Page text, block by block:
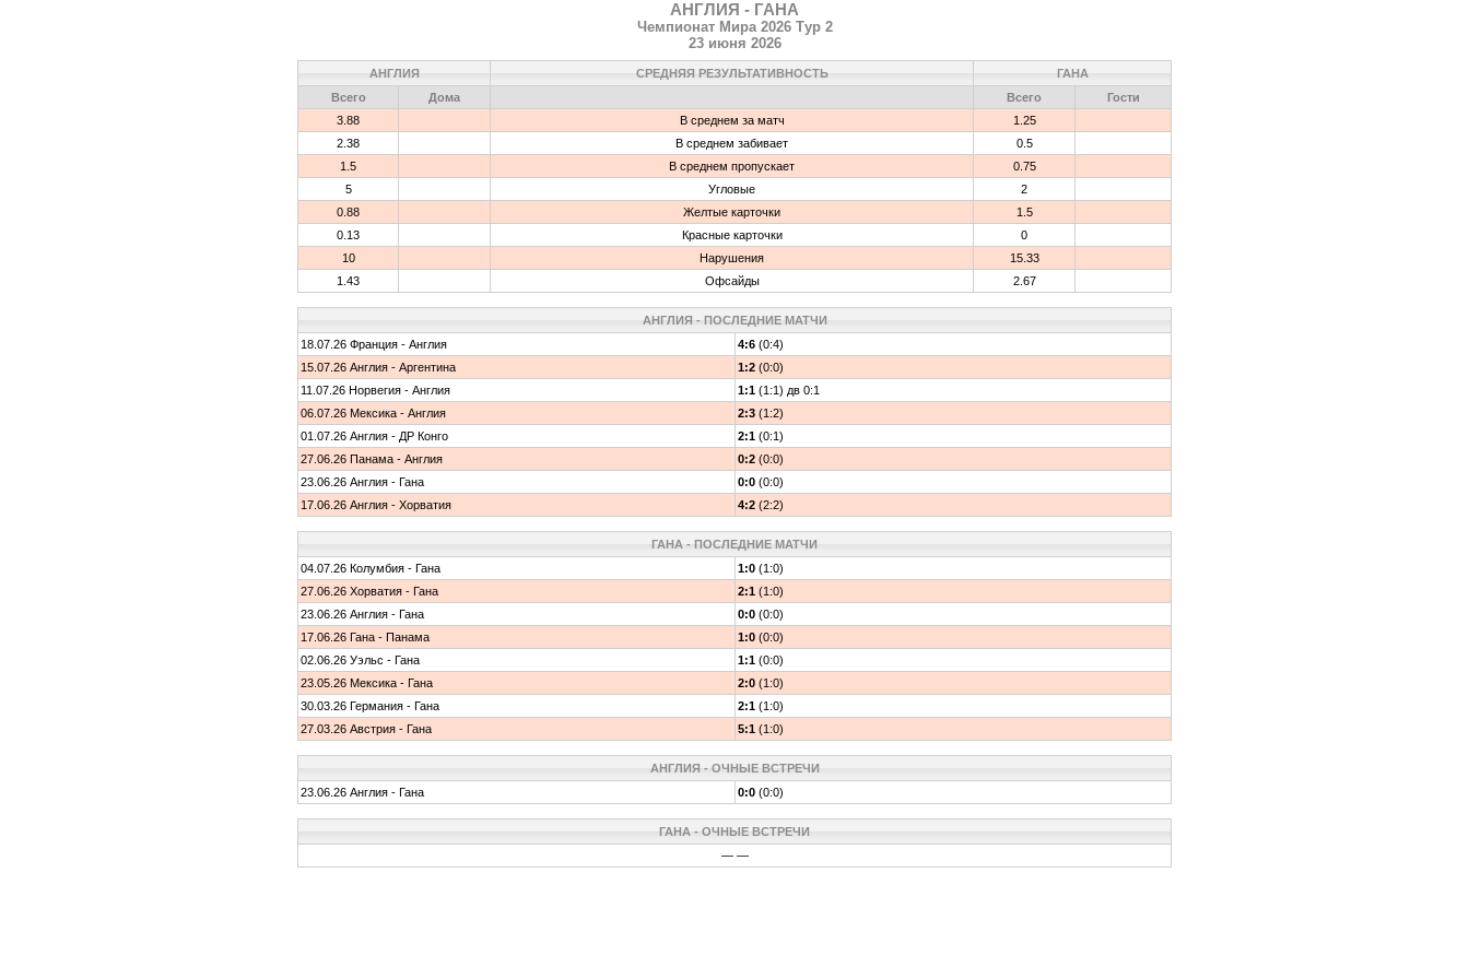
АНГЛИЯ - ГАНА
Чемпионат Мира 2026 Тур 2
23 июня 2026
АНГЛИЯ СРЕДНЯЯ РЕЗУЛЬТАТИВНОСТЬ
ГАНА
Всего
Дома Всего
Гости
3.88
В среднем за матч
1.25
2.38
В среднем забивает
0.5
1.5
В среднем пропускает
0.75
5
Угловые
2
0.88
Желтые карточки
1.5
0.13
Красные карточки
0
10
Нарушения
15.33
1.43
Офсайды 2.67
АНГЛИЯ - ПОСЛЕДНИЕ МАТЧИ
18.07.26 Франция - Англия
4:6 (0:4)
15.07.26 Англия - Аргентина
1:2 (0:0)
11.07.26 Норвегия - Англия
1:1 (1:1) дв 0:1
06.07.26 Мексика - Англия
2:3 (1:2)
01.07.26 Англия - ДР Конго
2:1 (0:1)
27.06.26 Панама - Англия
0:2 (0:0)
23.06.26 Англия - Гана
0:0 (0:0)
17.06.26 Англия - Хорватия
4:2 (2:2)
ГАНА - ПОСЛЕДНИЕ МАТЧИ
04.07.26 Колумбия - Гана
1:0 (1:0)
27.06.26 Хорватия - Гана
2:1 (1:0)
23.06.26 Англия - Гана
0:0 (0:0)
17.06.26 Гана - Панама
1:0 (0:0)
02.06.26 Уэльс - Гана
1:1 (0:0)
23.05.26 Мексика - Гана
2:0 (1:0)
30.03.26 Германия - Гана
2:1 (1:0)
27.03.26 Австрия - Гана
5:1 (1:0)
АНГЛИЯ - ОЧНЫЕ ВСТРЕЧИ
23.06.26 Англия - Гана
0:0 (0:0)
ГАНА - ОЧНЫЕ ВСТРЕЧИ
— —